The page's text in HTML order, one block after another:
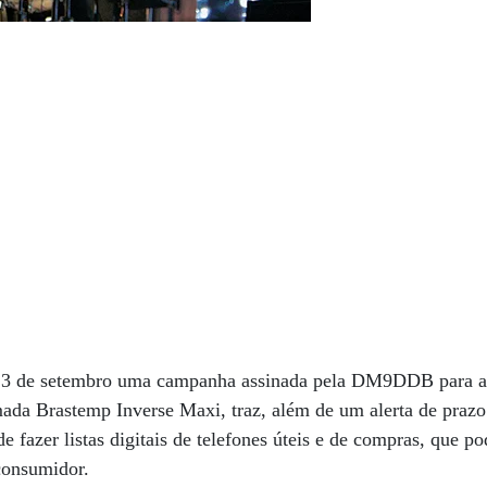
setembro uma campanha assinada pela DM9DDB para
Brastemp Inverse Maxi, traz, além de um alerta de
fazer listas digitais de telefones úteis e de compras, que